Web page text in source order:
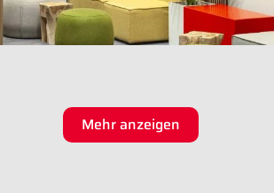
Mehr anzeigen